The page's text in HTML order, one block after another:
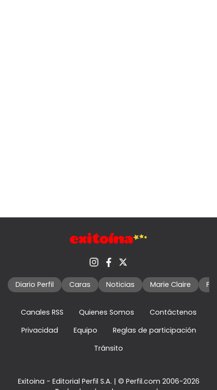
Diario Perfil Caras Noticias Marie Claire
Canales RSS Quienes Somos
Contáctenos
Privacidad
Equipo
Reglas de participación
Tránsito
Exitoina - Editorial Perfil S.A. | © Perfil.com 2006-2026